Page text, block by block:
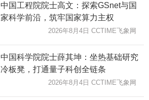
中国工程院院士高文：探索GSnet与国
家科学前沿，筑牢国家算力主权
2026年8月4日 CCTIME飞象网
中国科学院院士薛其坤：坐热基础研究
冷板凳，打通量子科创全链条
2026年8月4日 CCTIME飞象网